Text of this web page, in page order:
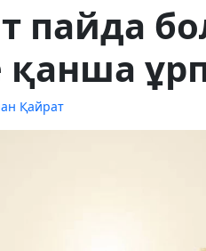
пайда
қанша
Қайрат